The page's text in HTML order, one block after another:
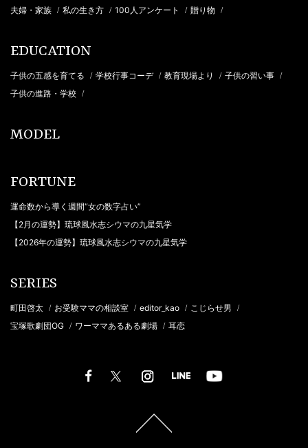
夫婦・家族 / 私の生き方 / 100人アンケート / 贈り物 /
EDUCATION
子供の五感を育てる / 学校行事コーデ / 教育現場より / 子供の習い事 /
子供の進路・学校 /
MODEL
FORTUNE
運命数から導く週間“女の数字占い”
【2月の運勢】琉球風水志シウマの九星気学
【2026年の運勢】琉球風水志シウマの九星気学
SERIES
町田啓太 / お受験ママの相談室 / editor_kao / こじらせ男 /
宝塚歌劇団OG / ワーママあるある劇場 / 耳恋